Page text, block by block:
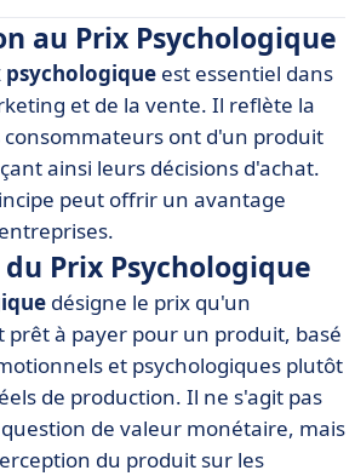
Prix Psychologique
Psychologique
Prix Psychologique en Marketing
sur le Prix Psychologique
Déterminer le Prix Psychologique
Recommandés pour Analyser le Prix
Illustrant le Prix Psychologique
et l'analyse régulières sont
ces stratégies selon
au Prix Psychologique
psychologique est essentiel dans
et de la vente. Il reflète la
consommateurs ont d'un produit
ainsi leurs décisions d'achat.
peut offrir un avantage
Prix Psychologique
désigne le prix qu'un
prêt à payer pour un produit, basé
et psychologiques plutôt
de production. Il ne s'agit pas
de valeur monétaire, mais
du produit sur les